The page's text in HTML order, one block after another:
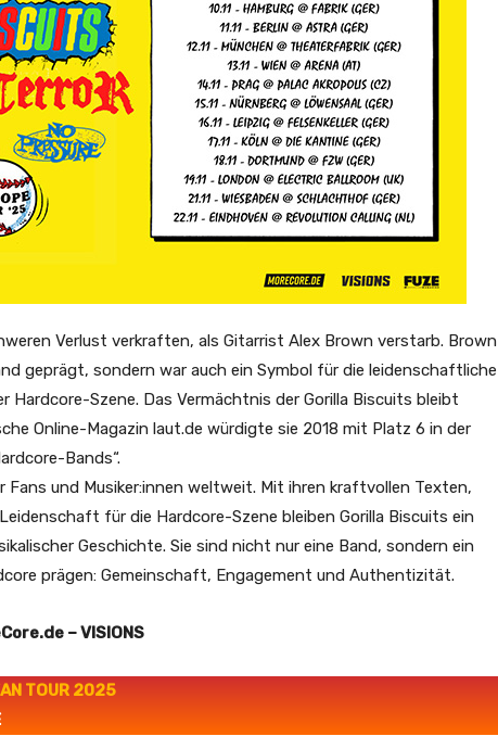
Verlust verkraften, als Gitarrist Alex Brown verstarb. Brown
geprägt, sondern war auch ein Symbol für die leidenschaftliche
Hardcore-Szene. Das Vermächtnis der Gorilla Biscuits bleibt
Online-Magazin laut.de würdigte sie 2018 mit Platz 6 in der
Bands“.
Fans und Musiker:innen weltweit. Mit ihren kraftvollen Texten,
für die Hardcore-Szene bleiben Gorilla Biscuits ein
Geschichte. Sie sind nicht nur eine Band, sondern ein
prägen: Gemeinschaft, Engagement und Authentizität.
– VISIONS
TOUR 2025